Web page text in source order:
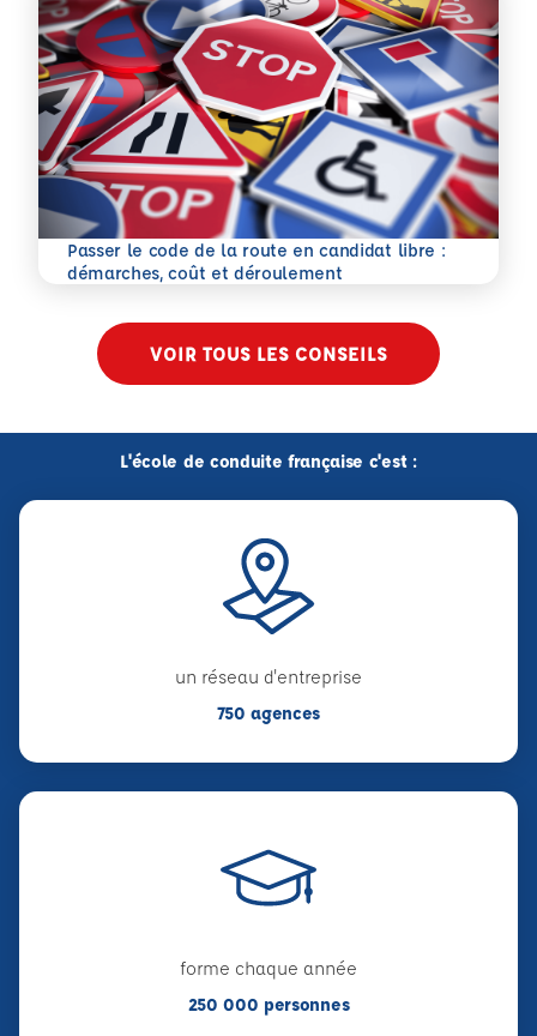
Passer le code de la route en candidat libre :
démarches, coût et déroulement
En savoir plus
VOIR TOUS LES CONSEILS
L'école de conduite française c'est :
un réseau d'entreprise
750 agences
forme chaque année
250 000 personnes